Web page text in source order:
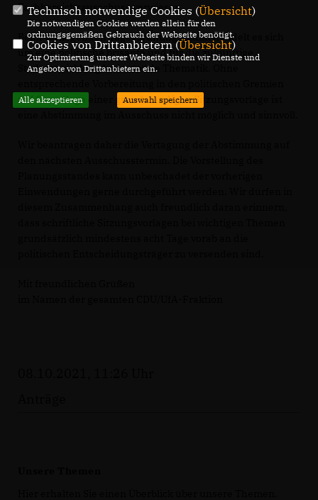
Fachbereichsausschuss verwiesen.
Beim vorliegenden Tagesordnungspunkt handelt es sich
um eine politische brisante und für die zukünftige
Stadtentwicklung bedeutende Thematik. Ohne
auf Grundlage einer grundständigen Sitzungsvorlage ist
Technisch notwendige Cookies (Übersicht)
Die notwendigen Cookies werden allein für den
ordnungsgemäßen Gebrauch der Webseite benötigt.
Cookies von Drittanbietern (Übersicht)
Zur Optimierung unserer Webseite binden wir Dienste und
Angebote von Drittanbietern ein.
Alle akzeptieren Auswahl speichern